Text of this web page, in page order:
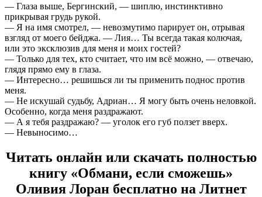
— Глаза выше, Бергинский, — шиплю, инстинктивно
прикрывая грудь рукой.
— Я на имя смотрел, — невозмутимо парирует он, отрывая
взгляд от моего бейджа. — Лия… Ты всегда такая колючая,
или это эксклюзив для меня и моих гостей?
— Только для тех, кто считает, что им всё можно, — отвечаю,
глядя прямо ему в глаза.
— Интересно… решишься ли ты применить поднос против
меня.
— Не искушай судьбу, Адриан… Я могу быть очень неловкой.
Особенно, когда меня раздражают.
— А я тебя раздражаю? — уголок его губ ползет вверх.
— Невыносимо…
Читать онлайн или скачать полностью
книгу «Обмани, если сможешь»
Оливия Лоран бесплатно на Литнет